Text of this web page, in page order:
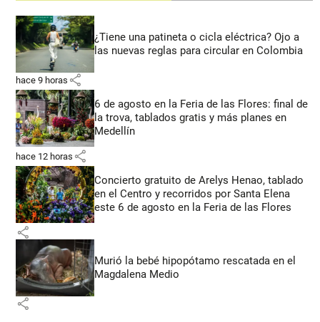
¿Tiene una patineta o cicla eléctrica? Ojo a
las nuevas reglas para circular en Colombia
hace 9 horas share
6 de agosto en la Feria de las Flores: final de
la trova, tablados gratis y más planes en
Medellín
hace 12 horas share
Concierto gratuito de Arelys Henao, tablado
en el Centro y recorridos por Santa Elena
este 6 de agosto en la Feria de las Flores
share
Murió la bebé hipopótamo rescatada en el
Magdalena Medio
share